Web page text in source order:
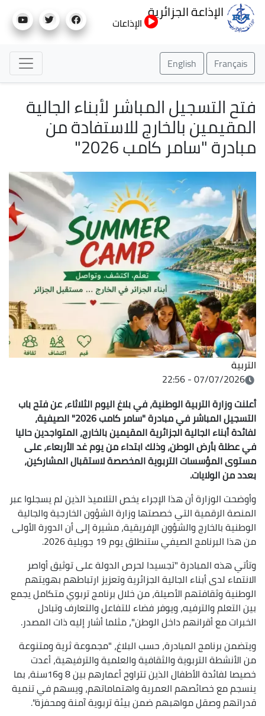
إلى
الإذاعة الجزائرية
الإذاعات
Français
English
فتح التسجيل المباشر لأبناء الجالية
المقيمين بالخارج للاستفادة من
مبادرة "سامر كامب 2026"
التربية
07/07/2026 - 22:56
أعلنت وزارة التربية الوطنية، في بلاغ اليوم الثلاثاء، عن فتح باب
التسجيل المباشر في مبادرة "سامر كامب 2026" الصيفية،
لفائدة أبناء الجالية الجزائرية المقيمين بالخارج، المتواجدين حاليا
في عطلة بأرض الوطن، وذلك ابتداء من يوم غد الأربعاء، على
مستوى المؤسسات التربوية المخصصة لاستقبال المشاركين،
بعدد من الولايات.
وأوضحت الوزارة أن هذا الإجراء يخص التلاميذ الذين لم يسجلوا عبر
المنصة الرقمية التي خصصتها وزارة الشؤون الخارجية والجالية
الوطنية بالخارج والشؤون الإفريقية، مشيرة إلى أن الدورة الأولى
من هذا البرنامج الصيفي ستنطلق يوم 19 جويلية 2026.
وتأتي هذه المبادرة "تجسيدا لحرص الدولة على توثيق أواصر
الانتماء لدى أبناء الجالية الجزائرية وتعزيز ارتباطهم بهويتهم
الوطنية وثقافتهم الأصيلة، من خلال برنامج تربوي متكامل يجمع
بين التعلم والترفيه، ويوفر فضاء للتفاعل والتعارف وتبادل
الخبرات مع أقرانهم داخل الوطن"، مثلما أشار إليه ذات المصدر.
ويتضمن برنامج المبادرة، حسب البلاغ، "مجموعة ثرية ومتنوعة
من الأنشطة التربوية والثقافية والعلمية والترفيهية، أعدت
خصيصا لفائدة الأطفال الذين تتراوح أعمارهم بين 8 و16سنة، بما
ينسجم مع خصائصهم العمرية واهتماماتهم، ويسهم في تنمية
قدراتهم وصقل مواهبهم ضمن بيئة تربوية آمنة ومحفزة".